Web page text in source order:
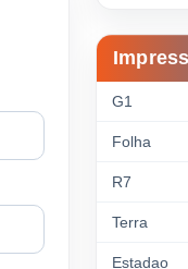
G1
Folha
R7
Terra
Estadao